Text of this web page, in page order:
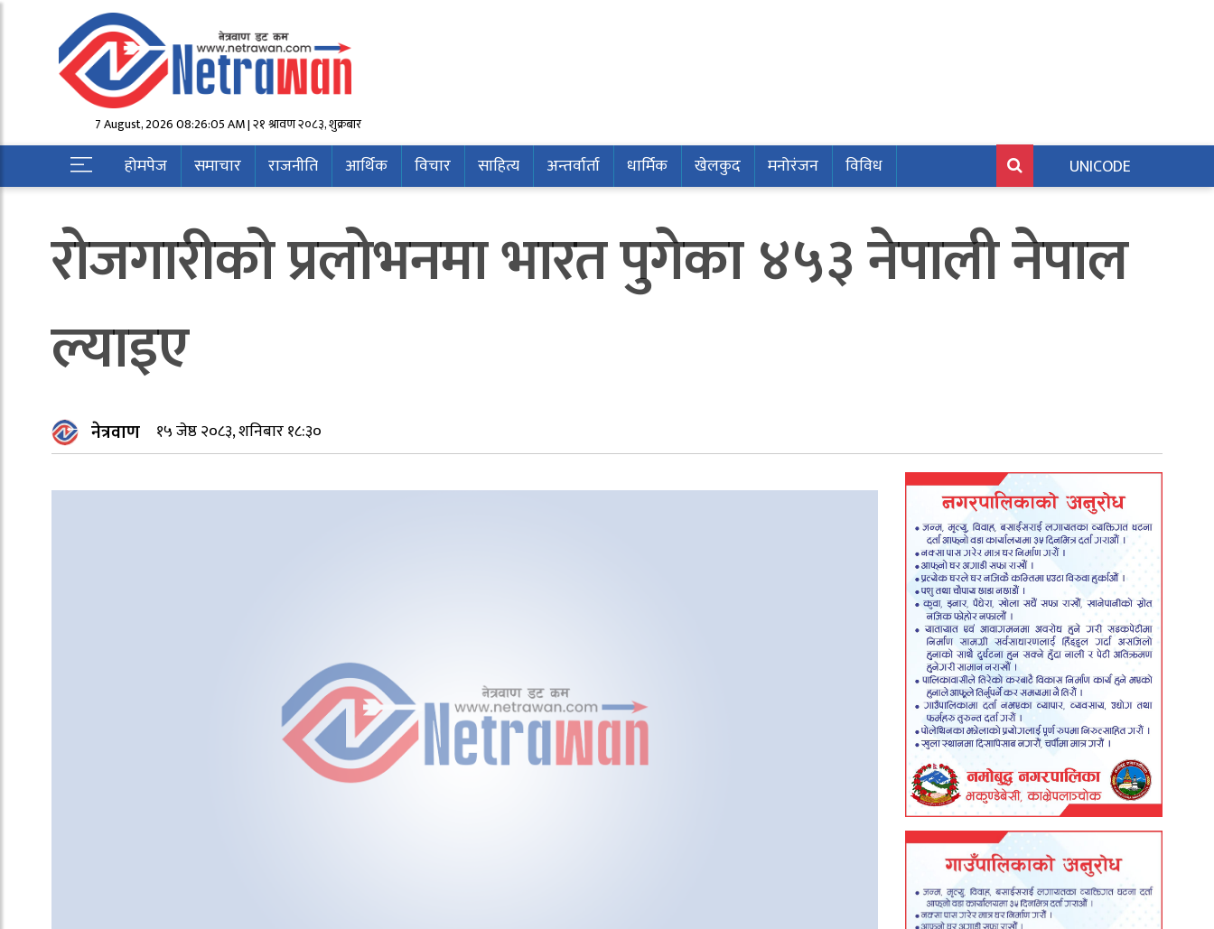
7 August, 2026 08:26:05 AM | २१ श्रावण २०८३, शुक्रबार
होमपेज समाचार राजनीति आर्थिक विचार साहित्य अन्तर्वार्ता धार्मिक खेलकुद मनोरंजन विविध UNICODE
रोजगारीको प्रलोभनमा भारत पुगेका ४५३ नेपाली नेपाल
ल्याइए
नेत्रवाण १५ जेष्ठ २०८३, शनिबार १८:३०